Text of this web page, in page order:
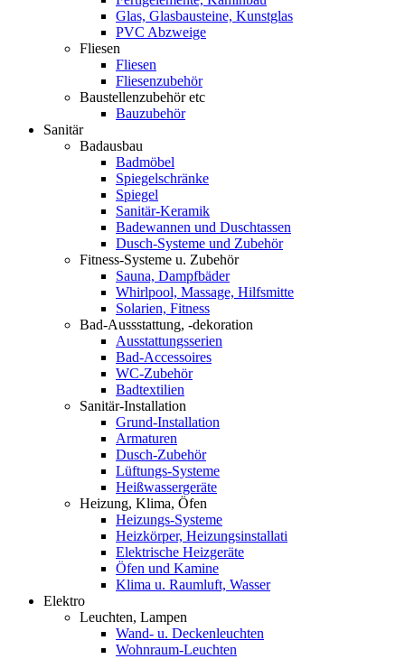
Glas, Glasbausteine, Kunstglas
PVC Abzweige
Fliesen
Fliesen
Fliesenzubehör
Baustellenzubehör etc
Bauzubehör
Sanitär
Badausbau
Badmöbel
Spiegelschränke
Spiegel
Sanitär-Keramik
Badewannen und Duschtassen
Dusch-Systeme und Zubehör
Fitness-Systeme u. Zubehör
Sauna, Dampfbäder
Whirlpool, Massage, Hilfsmitte
Solarien, Fitness
Bad-Aussstattung, -dekoration
Ausstattungsserien
Bad-Accessoires
WC-Zubehör
Badtextilien
Sanitär-Installation
Grund-Installation
Armaturen
Dusch-Zubehör
Lüftungs-Systeme
Heißwassergeräte
Heizung, Klima, Öfen
Heizungs-Systeme
Heizkörper, Heizungsinstallati
Elektrische Heizgeräte
Öfen und Kamine
Klima u. Raumluft, Wasser
Elektro
Leuchten, Lampen
Wand- u. Deckenleuchten
Wohnraum-Leuchten